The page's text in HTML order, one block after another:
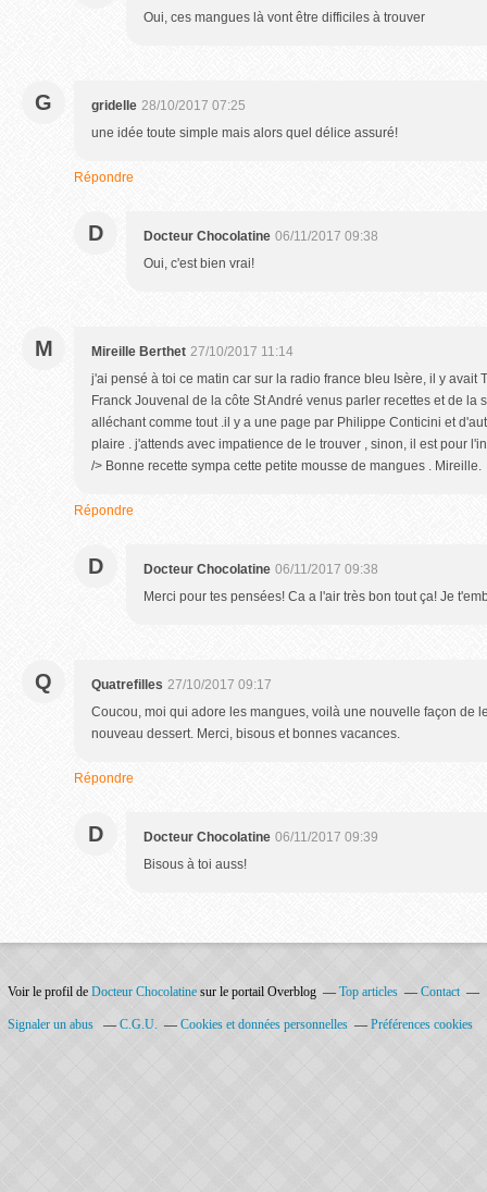
Oui, ces mangues là vont être difficiles à trouver
G gridelle 28/10/2017 07:25
une idée toute simple mais alors quel délice assuré!
Répondre
D Docteur Chocolatine 06/11/2017 09:38
Oui, c'est bien vrai!
M Mireille Berthet 27/10/2017 11:14
j'ai pensé à toi ce matin car sur la radio france bleu Isère, il y avait
Franck Jouvenal de la côte St André venus parler recettes et de la
alléchant comme tout .il y a une page par Philippe Conticini et
plaire . j'attends avec impatience de le trouver , sinon, il est pour
/> Bonne recette sympa cette petite mousse de mangues . Mireille.
Répondre
D Docteur Chocolatine 06/11/2017 09:38
Merci pour tes pensées! Ca a l'air très bon tout ça! Je
Q Quatrefilles 27/10/2017 09:17
Coucou, moi qui adore les mangues, voilà une nouvelle façon de
nouveau dessert. Merci, bisous et bonnes vacances.
Répondre
D Docteur Chocolatine 06/11/2017 09:39
Bisous à toi auss!
Voir le profil de Docteur Chocolatine sur le portail Overblog Top articles Contact
Signaler un abus C.G.U. Cookies et données personnelles Préférences cookies